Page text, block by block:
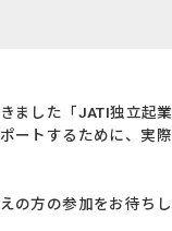
ました「JATI独立起
ートするために、実
の方の参加をお待ちし